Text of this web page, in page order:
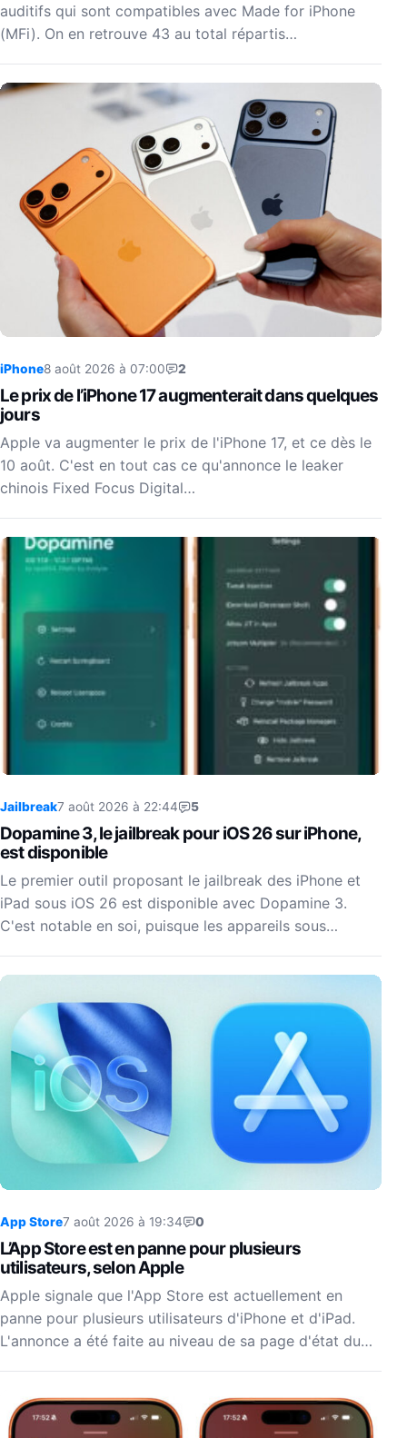
auditifs qui sont compatibles avec Made for iPhone
(MFi). On en retrouve 43 au total répartis…
iPhone8 août 2026 à 07:00 2
Le prix de l’iPhone 17 augmenterait dans quelques
jours
Apple va augmenter le prix de l'iPhone 17, et ce dès le
10 août. C'est en tout cas ce qu'annonce le leaker
chinois Fixed Focus Digital…
Jailbreak7 août 2026 à 22:44 5
Dopamine 3, le jailbreak pour iOS 26 sur iPhone,
est disponible
Le premier outil proposant le jailbreak des iPhone et
iPad sous iOS 26 est disponible avec Dopamine 3.
C'est notable en soi, puisque les appareils sous…
App Store7 août 2026 à 19:34 0
L’App Store est en panne pour plusieurs
utilisateurs, selon Apple
Apple signale que l'App Store est actuellement en
panne pour plusieurs utilisateurs d'iPhone et d'iPad.
L'annonce a été faite au niveau de sa page d'état du…